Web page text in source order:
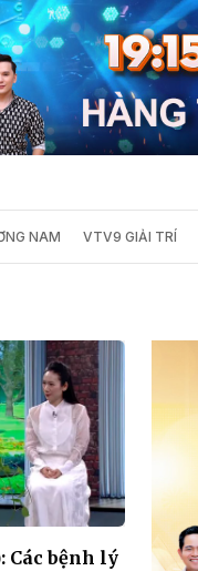
NAM VTV9 GIẢI TRÍ
Các bệnh lý